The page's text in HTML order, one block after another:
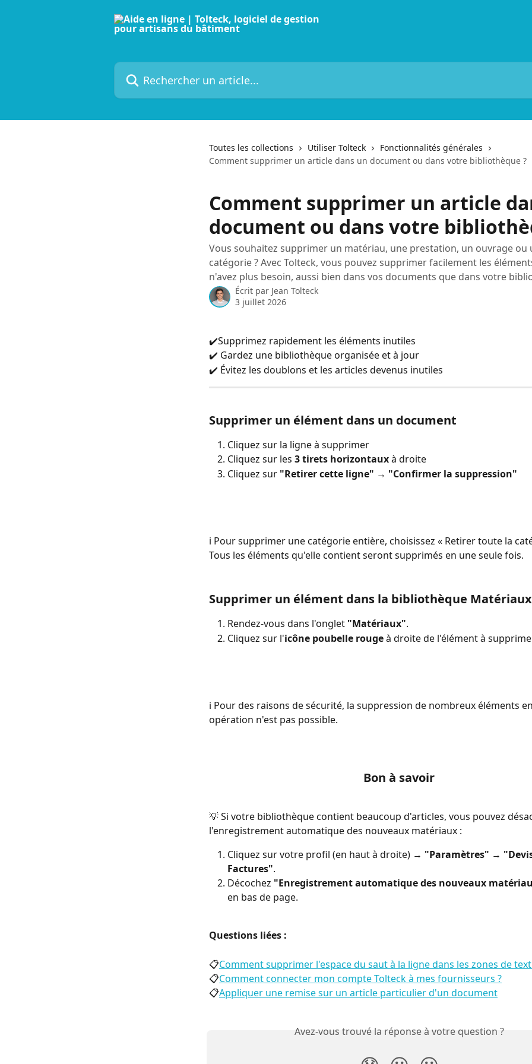
Rechercher un article...
Toutes les collections Utiliser Tolteck
Fonctionnalités générales
Comment supprimer un article dans un document ou dans votre bibliothèque ?
Comment supprimer un article
document ou dans votre
Vous souhaitez supprimer un matériau, une prestation, un ouvrage ou
catégorie ? Avec Tolteck, vous pouvez supprimer facilement les
n'avez plus besoin, aussi bien dans vos documents que dans votre
Écrit par Jean Tolteck
3 juillet 2026
✔️Supprimez rapidement les éléments inutiles
✔️ Gardez une bibliothèque organisée et à jour
✔️ Évitez les doublons et les articles devenus inutiles
Supprimer un élément dans un document
Cliquez sur la ligne à supprimer
Cliquez sur les 3 tirets horizontaux à droite
Cliquez sur "Retirer cette ligne" → "Confirmer la suppression"
ℹ️ Pour supprimer une catégorie entière, choisissez « Retirer toute la
Tous les éléments qu'elle contient seront supprimés en une seule fois.
Supprimer un élément dans la bibliothèque Matériaux
Rendez-vous dans l'onglet "Matériaux".
Cliquez sur l'icône poubelle rouge à droite de l'élément à
ℹ️ Pour des raisons de sécurité, la suppression de nombreux éléments
opération n'est pas possible.
Bon à savoir
💡 Si votre bibliothèque contient beaucoup d'articles, vous pouvez
l'enregistrement automatique des nouveaux matériaux :
Cliquez sur votre profil (en haut à droite) → "Paramètres" →
Factures".
Décochez "Enregistrement automatique des nouveaux
en bas de page.
Questions liées :
📋Comment supprimer l'espace du saut à la ligne dans les zones de
📋Comment connecter mon compte Tolteck à mes fournisseurs ?
📋Appliquer une remise sur un article particulier d'un document
Avez-vous trouvé la réponse à votre question ?